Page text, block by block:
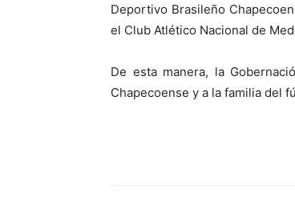
Deportivo Brasileño
el Club Atlético Nacional de
De esta manera, la
Chapecoense y a la familia del